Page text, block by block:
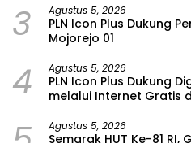
3 Agustus 5, 2026
PLN Icon Plus Dukung
Mojorejo 01
4 Agustus 5, 2026
PLN Icon Plus Dukung
melalui Internet Gratis
Agustus 5, 2026
Semarak HUT Ke-81 RI,